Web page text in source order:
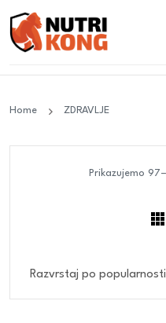
Home ZDRAVLJE
Prikazujemo